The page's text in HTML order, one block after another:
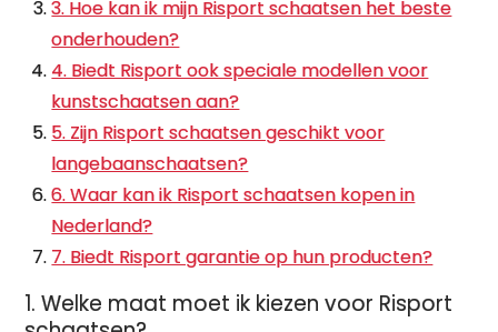
3. Hoe kan ik mijn Risport schaatsen het beste
onderhouden?
4. Biedt Risport ook speciale modellen voor
kunstschaatsen aan?
5. Zijn Risport schaatsen geschikt voor
langebaanschaatsen?
6. Waar kan ik Risport schaatsen kopen in
Nederland?
7. Biedt Risport garantie op hun producten?
1. Welke maat moet ik kiezen voor Risport